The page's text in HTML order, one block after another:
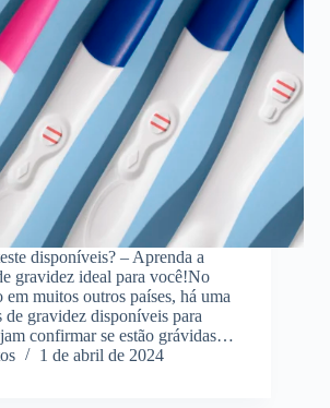
disponíveis? – Aprenda a
gravidez ideal para você!No
muitos outros países, há uma
de gravidez disponíveis para
confirmar se estão grávidas…
1 de abril de 2024